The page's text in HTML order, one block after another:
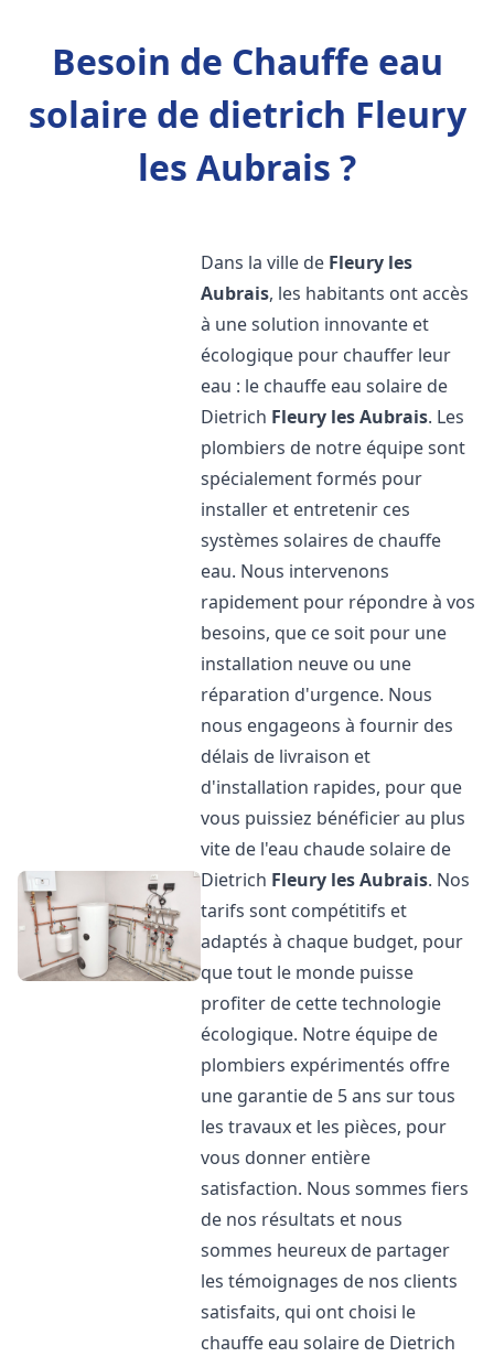
Besoin de Chauffe eau
solaire de dietrich Fleury
les Aubrais ?
Dans la ville de Fleury les
Aubrais, les habitants ont accès
à une solution innovante et
écologique pour chauffer leur
eau : le chauffe eau solaire de
Dietrich Fleury les Aubrais. Les
plombiers de notre équipe sont
spécialement formés pour
installer et entretenir ces
systèmes solaires de chauffe
eau. Nous intervenons
rapidement pour répondre à vos
besoins, que ce soit pour une
installation neuve ou une
réparation d'urgence. Nous
nous engageons à fournir des
délais de livraison et
d'installation rapides, pour que
vous puissiez bénéficier au plus
vite de l'eau chaude solaire de
Dietrich Fleury les Aubrais. Nos
tarifs sont compétitifs et
adaptés à chaque budget, pour
que tout le monde puisse
profiter de cette technologie
écologique. Notre équipe de
plombiers expérimentés offre
une garantie de 5 ans sur tous
les travaux et les pièces, pour
vous donner entière
satisfaction. Nous sommes fiers
de nos résultats et nous
sommes heureux de partager
les témoignages de nos clients
satisfaits, qui ont choisi le
chauffe eau solaire de Dietrich